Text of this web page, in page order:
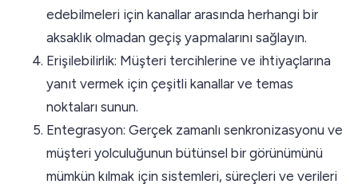
edebilmeleri için kanallar arasında herhangi bir
aksaklık olmadan geçiş yapmalarını sağlayın.
Erişilebilirlik: Müşteri tercihlerine ve ihtiyaçlarına
yanıt vermek için çeşitli kanallar ve temas
noktaları sunun.
Entegrasyon: Gerçek zamanlı senkronizasyonu ve
müşteri yolculuğunun bütünsel bir görünümünü
mümkün kılmak için sistemleri, süreçleri ve verileri